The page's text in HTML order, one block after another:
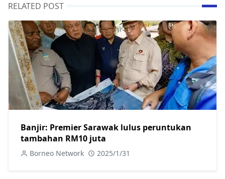
RELATED POST
Banjir: Premier Sarawak lulus peruntukan
tambahan RM10 juta
Borneo Network 2025/1/31